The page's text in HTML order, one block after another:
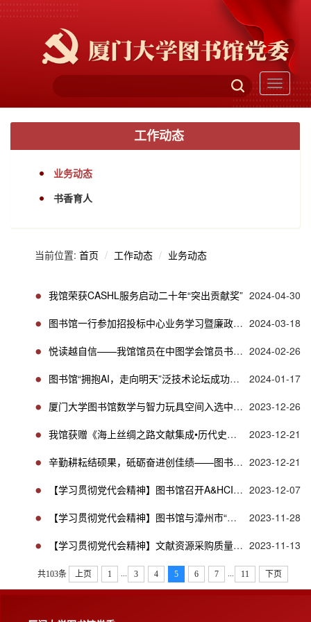
Toggle
工作动态
业务动态
书香育人
当前位置: 首页 工作动态 业务动态
我馆荣获CASHL服务启动二十年“突出贡献奖” 2024-04-30
图书馆一行参加招投标中心业务学习暨廉政教育培训
2024-03-18
悦读越自信——我馆馆员在中图学会馆员书评中喜获佳绩
2024-02-26
图书馆“拥抱AI，走向明天”泛技术论坛成功举办
2024-01-17
厦门大学图书馆数学与智力玩具空间入选中国数学会首批科普教育基地
2023-12-26
我馆获赠《海上丝绸之路文献集成•历代史籍编》
2023-12-21
辛勤耕耘结硕果，砥砺奋进创佳绩——图书馆荣获福建省高校图工委多个奖项
2023-12-21
【学习贯彻党代会精神】图书馆召开A&HCI需求调研与共建交流会
2023-12-07
【学习贯彻党代会精神】图书馆与漳州市“卓湖书院”开展捐赠共建活动
2023-11-28
【学习贯彻党代会精神】文献资源采购质量提升与风险防范工作会召开
2023-11-13
共103条 上页 1 3 4 5 6 7 11 下页